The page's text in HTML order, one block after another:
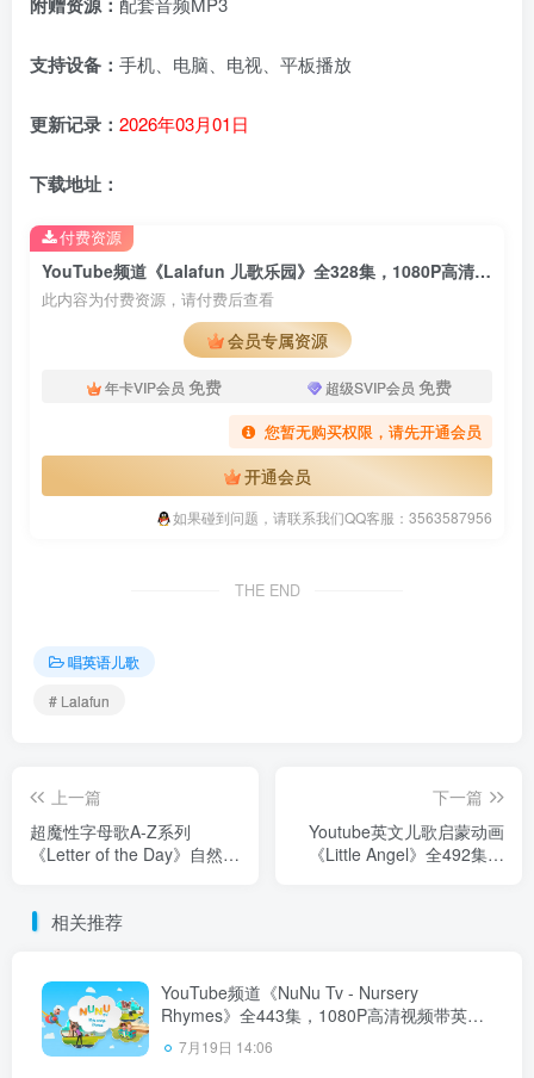
支持设备： 手机、电脑、电视、平板播放
更新记录： 2026年03月01日
下载地址：
YouTube频道《Lalafun 儿歌乐园》全328集，1080P高清视频，配套音频MP3，百度云网盘下载！
此内容为付费资源，请付费后查看
会员专属资源
年卡VIP会员 免费 超级SVIP会员 免费
您暂无购买权限，请先开通会员
开通会员
如果碰到问题，请联系我们QQ客服：3563587956
付费资源
THE END
唱英语儿歌
# Lalafun
上一篇
超魔性字母歌A-Z系列
《Letter of the Day》自然拼
下一篇
Youtube英文儿歌启蒙动画
《Little Angel》全492集，
相关推荐
YouTube频道《NuNu Tv - Nursery
Rhymes》全443集，1080P高清视频带英文
字幕，百度云网盘下载！
7月19日 14:06